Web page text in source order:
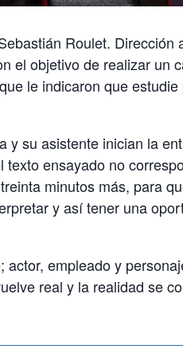
Roulet. Dirección
el objetivo de realizar un
le indicaron que
y su asistente inician la
ensayado no
minutos más, para
y así tener una
actor, empleado y
real y la realidad se